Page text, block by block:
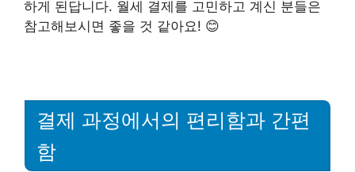
하게 된답니다. 월세 결제를 고민하고 계신 분들은
참고해보시면 좋을 것 같아요! 😊
결제 과정에서의 편리함과 간편
함